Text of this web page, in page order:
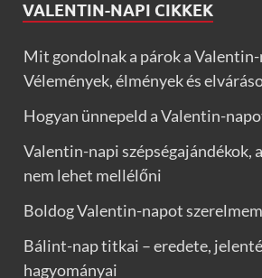
VALENTIN-NAPI CIKKEK
Mit gondolnak a párok a
Vélemények, élmények és
Hogyan ünnepeld a Valentin-
Valentin-napi szépségajándékok,
nem lehet mellélőni
Boldog Valentin-napot szerelmem
Bálint-nap titkai – eredete,
hagyományai